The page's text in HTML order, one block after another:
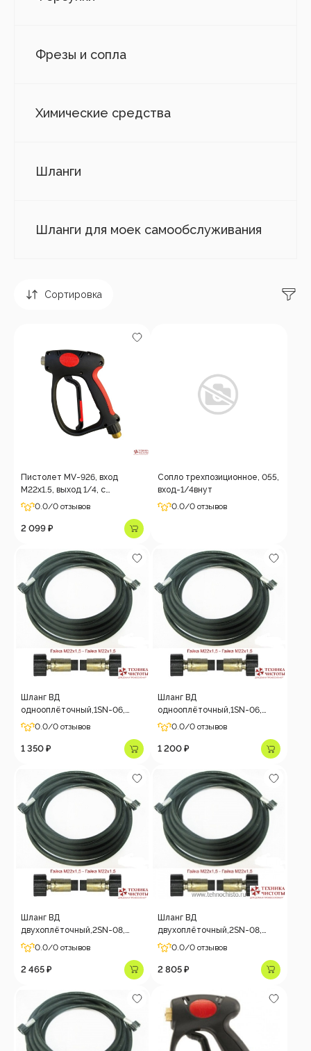
Фрезы и сопла
Химические средства
Шланги
Шланги для моек самообслуживания
Сортировка
Пистолет MV-926, вход
M22x1.5, выход 1/4, с
вращением
0.0/0 отзывов
2 099 ₽
Сопло трехпозиционное, 055,
вход-1/4внут
0.0/0 отзывов
Шланг ВД
однооплёточный,1SN-06,
гайка-гайка, 5m, 225bar
0.0/0 отзывов
1 350 ₽
Шланг ВД
однооплёточный,1SN-06,
гайка-гайка, 4 m, 225 bar
0.0/0 отзывов
1 200 ₽
Шланг ВД
двухоплёточный,2SN-08,
гайка-гайка, 7m, 350bar
0.0/0 отзывов
2 465 ₽
Шланг ВД
двухоплёточный,2SN-08,
гайка-гайка, 6m, 400bar
0.0/0 отзывов
2 805 ₽